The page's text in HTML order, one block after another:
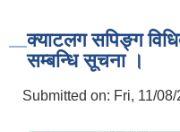
क्याटलग सपिङ्ग
सम्बन्धि सूचना ।
Submitted on: Fri, 11/